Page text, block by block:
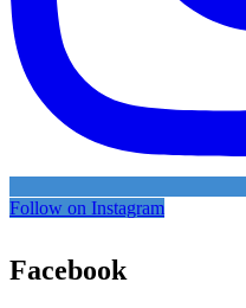
Follow on Instagram
Facebook